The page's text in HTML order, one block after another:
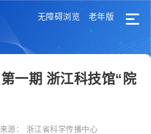
无障碍浏览 老年版
一期 浙江科技馆“院
来源： 浙江省科学传播中心